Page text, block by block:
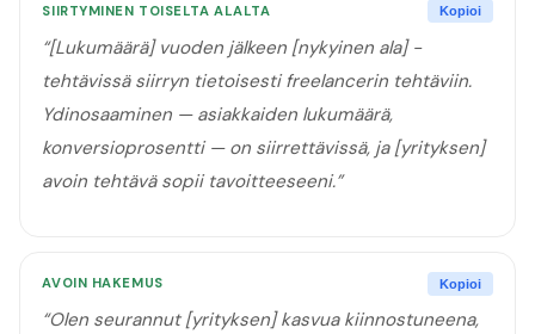
SIIRTYMINEN TOISELTA ALALTA Kopioi
“[Lukumäärä] vuoden jälkeen [nykyinen ala] -
tehtävissä siirryn tietoisesti freelancerin tehtäviin.
Ydinosaaminen — asiakkaiden lukumäärä,
konversioprosentti — on siirrettävissä, ja [yrityksen]
avoin tehtävä sopii tavoitteeseeni.”
AVOIN HAKEMUS Kopioi
“Olen seurannut [yrityksen] kasvua kiinnostuneena,